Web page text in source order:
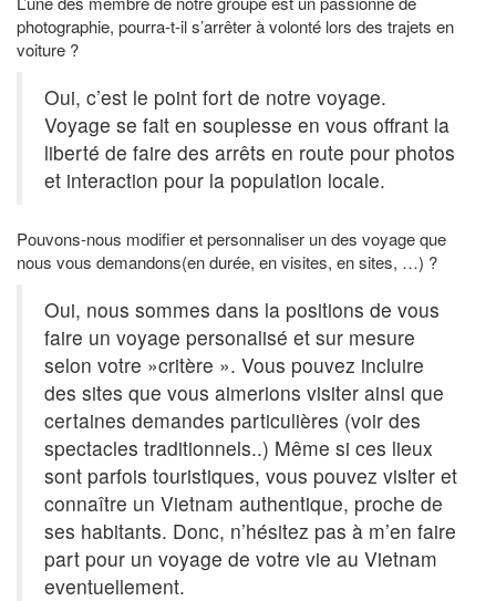
photographie, pourra-t-il s’arrêter à volonté lors des trajets en
voiture ?
Oui, c’est le point fort de notre voyage.
Voyage se fait en souplesse en vous offrant la
liberté de faire des arrêts en route pour photos
et interaction pour la population locale.
Pouvons-nous modifier et personnaliser un des voyage que
nous vous demandons(en durée, en visites, en sites, …) ?
Oui, nous sommes dans la positions de vous
faire un voyage personalisé et sur mesure
selon votre »critère ». Vous pouvez incluire
des sites que vous aimerions visiter ainsi que
certaines demandes particulières (voir des
spectacles traditionnels..) Même si ces lieux
sont parfois touristiques, vous pouvez visiter et
connaître un Vietnam authentique, proche de
ses habitants. Donc, n’hésitez pas à m’en faire
part pour un voyage de votre vie au Vietnam
eventuellement.